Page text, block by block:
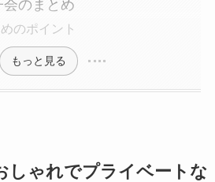
のまとめ
のポイント
もっと見る
しゃれでプライベートな